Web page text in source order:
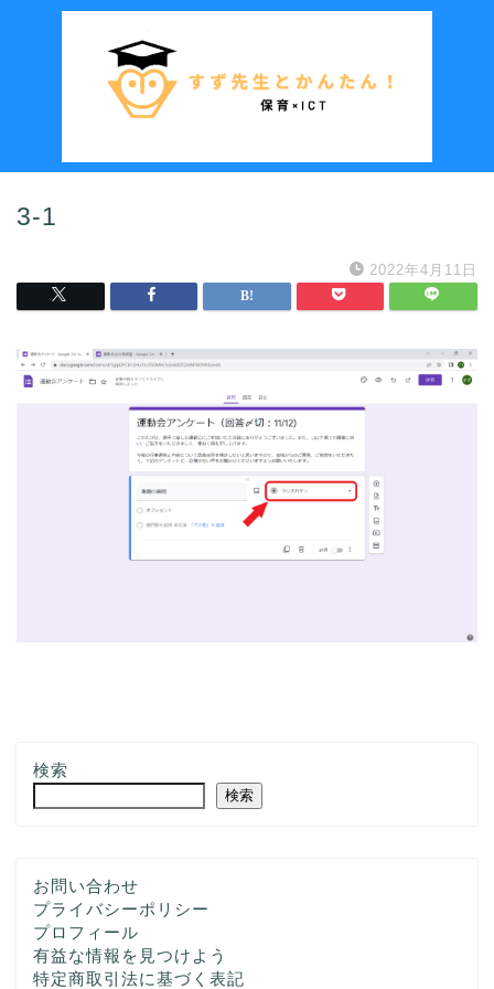
3-1
2022年4月11日
検索
検索
お問い合わせ
プライバシーポリシー
プロフィール
有益な情報を見つけよう
特定商取引法に基づく表記